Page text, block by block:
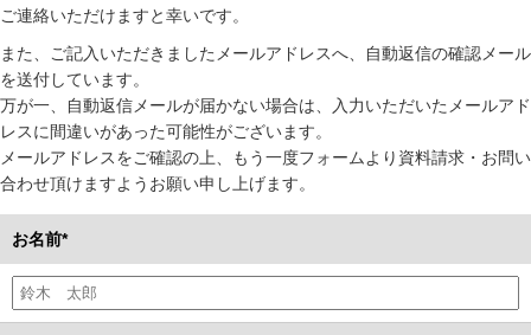
ご連絡いただけますと幸いです。
また、ご記入いただきましたメールアドレスへ、自動返信の確認メール
を送付しています。
万が一、自動返信メールが届かない場合は、入力いただいたメールアド
レスに間違いがあった可能性がございます。
メールアドレスをご確認の上、もう一度フォームより資料請求・お問い
合わせ頂けますようお願い申し上げます。
お名前*